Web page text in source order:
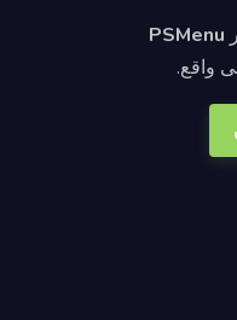
PSMenu
واقع.